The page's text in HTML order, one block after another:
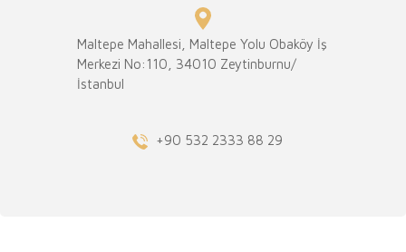
Maltepe Mahallesi, Maltepe Yolu Obaköy İş
Merkezi No:110, 34010 Zeytinburnu/
İstanbul
+90 532 2333 88 29